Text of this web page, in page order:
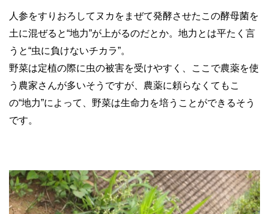
人参をすりおろしてヌカをまぜて発酵させたこの酵母菌を
土に混ぜると“地力”が上がるのだとか。地力とは平たく言
うと“虫に負けないチカラ”。
野菜は定植の際に虫の被害を受けやすく、ここで農薬を使
う農家さんが多いそうですが、農薬に頼らなくてもこ
の“地力”によって、野菜は生命力を培うことができるそう
です。